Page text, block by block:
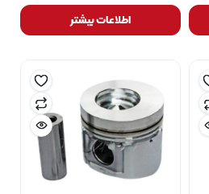
اطلاعات بیشتر